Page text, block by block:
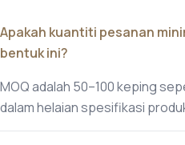
Apakah kuantiti pesanan
bentuk ini?
MOQ adalah 50–100 keping
dalam helaian spesifikasi